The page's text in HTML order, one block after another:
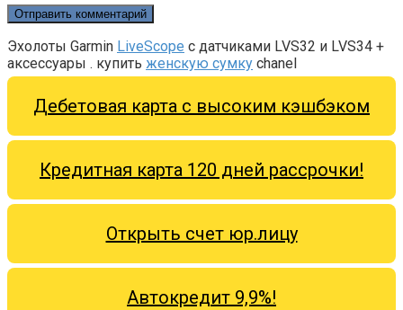
Эхолоты Garmin LiveScope с датчиками LVS32 и LVS34 +
аксессуары . купить женскую сумку chanel
Дебетовая карта с высоким кэшбэком
Кредитная карта 120 дней рассрочки!
Открыть счет юр.лицу
Автокредит 9,9%!